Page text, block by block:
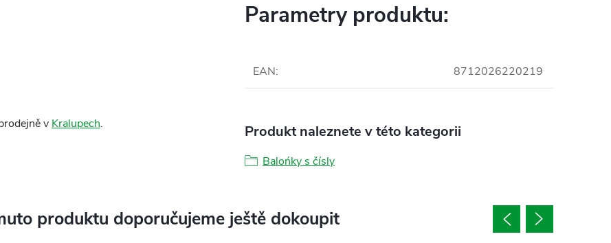
v Kralupech.
Parametry produktu:
EAN: 8712026220219
Produkt naleznete v této kategorii
Balońky s čísly
produktu doporučujeme ještě dokoupit